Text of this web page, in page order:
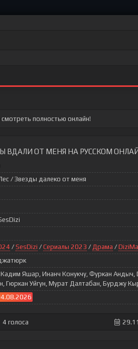
смотреть полностью онлайн!
ВДАЛИ ОТ МЕНЯ НА РУССКОМ
/ Звезды далеко от меня
/ SesDizi / Сериалы 2023 / Драма /
Кадим Яшар, Инанч Конукчу, Фуркан Андыч,
Гюркан Уйгун, Мурат Далтабан, Бурджу
4 голоса